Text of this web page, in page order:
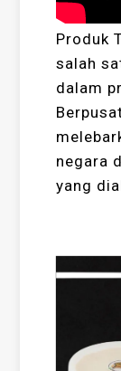
Produk
salah
dalam
negara
yang